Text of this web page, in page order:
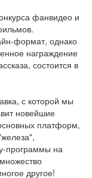
фанвидео и
формат, однако
награждение
состоится в
с которой мы
новейшие
платформ,
программы на
другое!